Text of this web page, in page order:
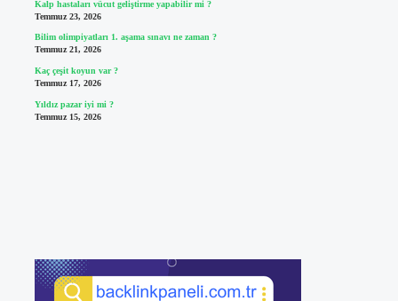
Kalp hastaları vücut geliştirme yapabilir mi ?
Temmuz 23, 2026
Bilim olimpiyatları 1. aşama sınavı ne zaman ?
Temmuz 21, 2026
Kaç çeşit koyun var ?
Temmuz 17, 2026
Yıldız pazar iyi mi ?
Temmuz 15, 2026